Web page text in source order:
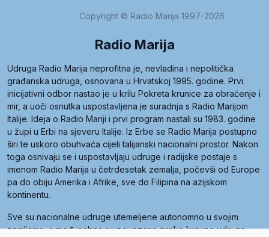
Copyright © Radio Marija 1997-2026
Radio Marija
Udruga Radio Marija neprofitna je, nevladina i nepolitička
građanska udruga, osnovana u Hrvatskoj 1995. godine. Prvi
inicijativni odbor nastao je u krilu Pokreta krunice za obraćenje i
mir, a uoči osnutka uspostavljena je suradnja s Radio Marijom
Italije. Ideja o Radio Mariji i prvi program nastali su 1983. godine
u župi u Erbi na sjeveru Italije. Iz Erbe se Radio Marija postupno
širi te uskoro obuhvaća cijeli talijanski nacionalni prostor. Nakon
toga osnivaju se i uspostavljaju udruge i radijske postaje s
imenom Radio Marija u četrdesetak zemalja, počevši od Europe
pa do obiju Amerika i Afrike, sve do Filipina na azijskom
kontinentu.
Sve su nacionalne udruge utemeljene autonomno u svojim
zemljama, a međusobna su povezane preko krovne udruge